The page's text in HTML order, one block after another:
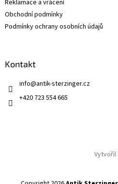
Reklamace a vrácení
Obchodní podmínky
Podmínky ochrany osobních údajů
Kontakt
info@antik-sterzinger.cz
+420 723 554 665